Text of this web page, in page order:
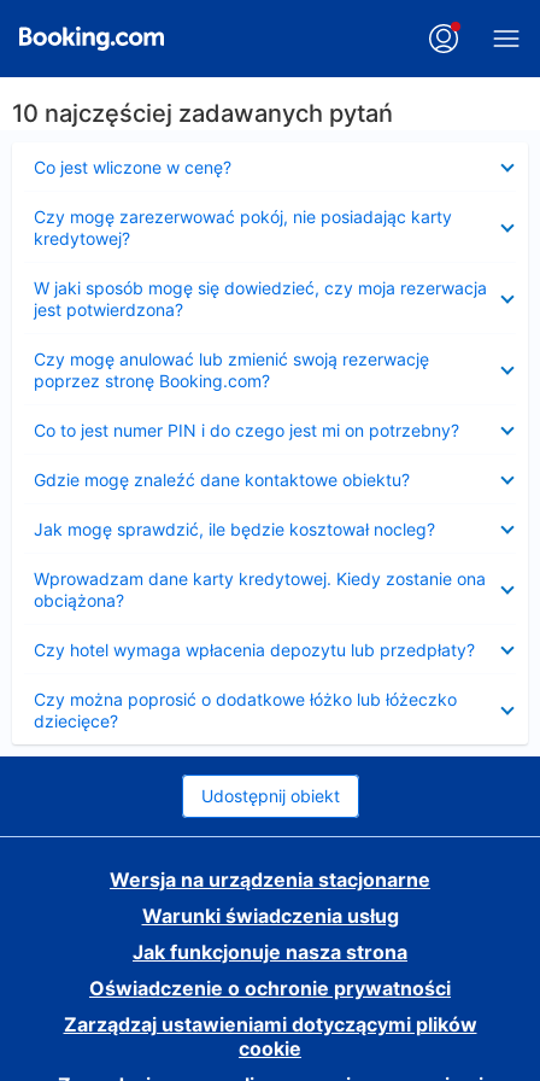
10 najczęściej zadawanych pytań
Co jest wliczone w cenę?
Czy mogę zarezerwować pokój, nie posiadając karty
kredytowej?
W jaki sposób mogę się dowiedzieć, czy moja rezerwacja
jest potwierdzona?
Czy mogę anulować lub zmienić swoją rezerwację
poprzez stronę Booking.com?
Co to jest numer PIN i do czego jest mi on potrzebny?
Gdzie mogę znaleźć dane kontaktowe obiektu?
Jak mogę sprawdzić, ile będzie kosztował nocleg?
Wprowadzam dane karty kredytowej. Kiedy zostanie ona
obciążona?
Czy hotel wymaga wpłacenia depozytu lub przedpłaty?
Czy można poprosić o dodatkowe łóżko lub łóżeczko
dziecięce?
Udostępnij obiekt
Wersja na urządzenia stacjonarne
Warunki świadczenia usług
Jak funkcjonuje nasza strona
Oświadczenie o ochronie prywatności
Zarządzaj ustawieniami dotyczącymi plików
cookie